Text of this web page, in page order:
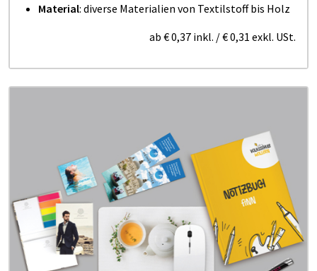
Material: diverse Materialien von Textilstoff bis Holz
ab € 0,37 inkl. /€ 0,31 exkl. USt.